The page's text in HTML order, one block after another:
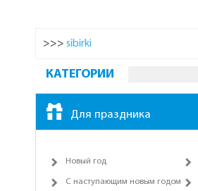
>>> sibirki
КАТЕГОРИИ
Для праздника
Новый год
С наступающим новым годом